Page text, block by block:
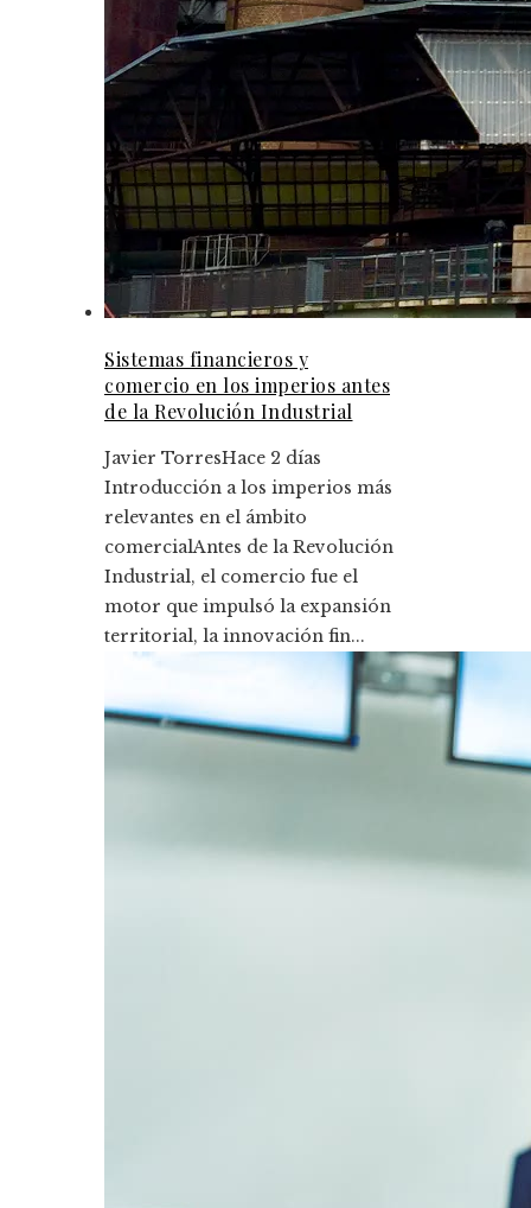
Sistemas financieros y
comercio en los imperios antes
de la Revolución Industrial
Javier TorresHace 2 días
Introducción a los imperios más
relevantes en el ámbito
comercialAntes de la Revolución
Industrial, el comercio fue el
motor que impulsó la expansión
territorial, la innovación fin...